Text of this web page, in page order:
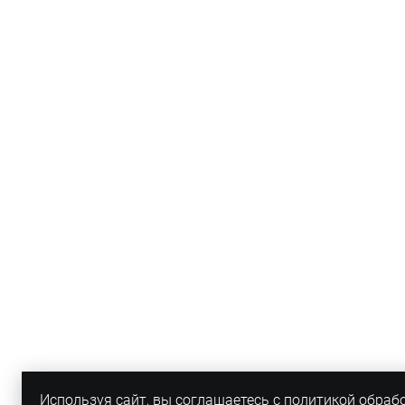
Используя сайт, вы соглашаетесь с политикой